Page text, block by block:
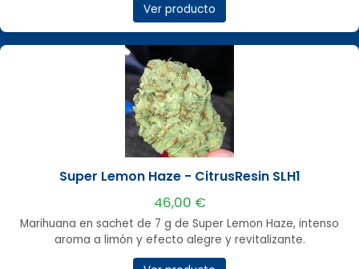
Ver producto
Super Lemon Haze - CitrusResin SLH1
46,00 €
Marihuana en sachet de 7 g de Super Lemon Haze, intenso
aroma a limón y efecto alegre y revitalizante.